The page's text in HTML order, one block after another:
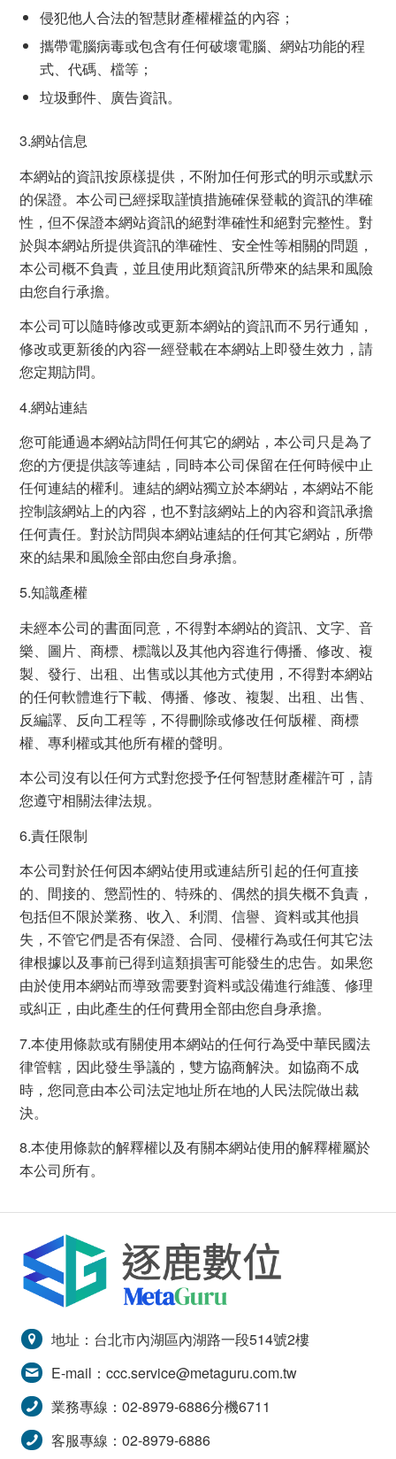
侵犯他人合法的智慧財產權權益的內容；
攜帶電腦病毒或包含有任何破壞電腦、網站功能的程
式、代碼、檔等；
垃圾郵件、廣告資訊。
3.網站信息
本網站的資訊按原樣提供，不附加任何形式的明示或默示
的保證。本公司已經採取謹慎措施確保登載的資訊的準確
性，但不保證本網站資訊的絕對準確性和絕對完整性。對
於與本網站所提供資訊的準確性、安全性等相關的問題，
本公司概不負責，並且使用此類資訊所帶來的結果和風險
由您自行承擔。
本公司可以隨時修改或更新本網站的資訊而不另行通知，
修改或更新後的內容一經登載在本網站上即發生效力，請
您定期訪問。
4.網站連結
您可能通過本網站訪問任何其它的網站，本公司只是為了
您的方便提供該等連結，同時本公司保留在任何時候中止
任何連結的權利。連結的網站獨立於本網站，本網站不能
控制該網站上的內容，也不對該網站上的內容和資訊承擔
任何責任。對於訪問與本網站連結的任何其它網站，所帶
來的結果和風險全部由您自身承擔。
5.知識產權
未經本公司的書面同意，不得對本網站的資訊、文字、音
樂、圖片、商標、標識以及其他內容進行傳播、修改、複
製、發行、出租、出售或以其他方式使用，不得對本網站
的任何軟體進行下載、傳播、修改、複製、出租、出售、
反編譯、反向工程等，不得刪除或修改任何版權、商標
權、專利權或其他所有權的聲明。
本公司沒有以任何方式對您授予任何智慧財產權許可，請
您遵守相關法律法規。
6.責任限制
本公司對於任何因本網站使用或連結所引起的任何直接
的、間接的、懲罰性的、特殊的、偶然的損失概不負責，
包括但不限於業務、收入、利潤、信譽、資料或其他損
失，不管它們是否有保證、合同、侵權行為或任何其它法
律根據以及事前已得到這類損害可能發生的忠告。如果您
由於使用本網站而導致需要對資料或設備進行維護、修理
或糾正，由此產生的任何費用全部由您自身承擔。
7.本使用條款或有關使用本網站的任何行為受中華民國法
律管轄，因此發生爭議的，雙方協商解決。如協商不成
時，您同意由本公司法定地址所在地的人民法院做出裁
決。
8.本使用條款的解釋權以及有關本網站使用的解釋權屬於
本公司所有。
地址：台北市內湖區內湖路一段514號2樓
E-mail： ccc.service@metaguru.com.tw
業務專線：02-8979-6886分機6711
客服專線：02-8979-6886